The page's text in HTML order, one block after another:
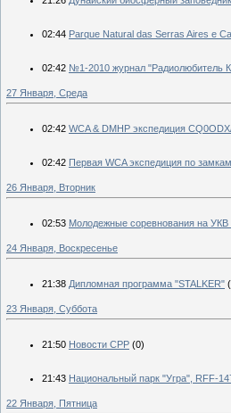
02:44 Parque Natural das Serras Aires e
02:42 №1-2010 журнал "Радиолюбитель
27 Января, Среда
02:42 WCA & DMHP экспедиция
02:42 Первая WCA экспедиция по
26 Января, Вторник
02:53 Молодежные соревнования на
24 Января, Воскресенье
21:38 Дипломная программа "STALKER"
23 Января, Суббота
21:50 Новости СРР (0)
21:43 Национальный парк "Угра", RFF-
22 Января, Пятница